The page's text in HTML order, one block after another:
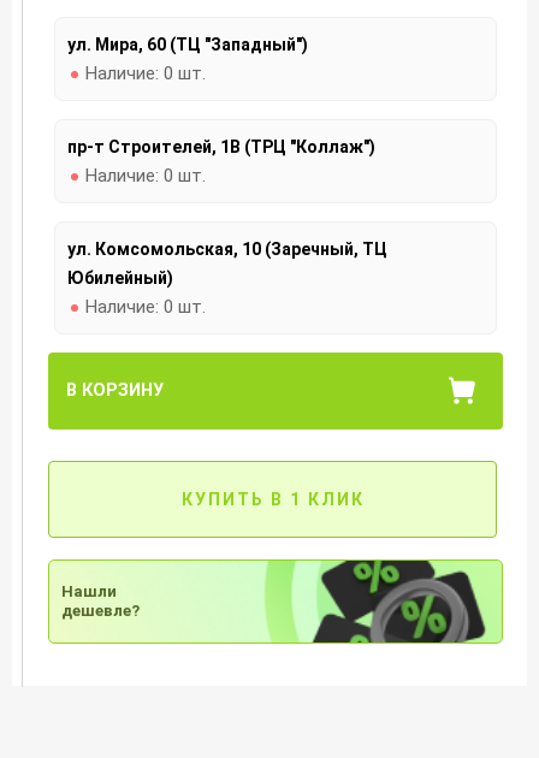
ул. Мира, 60 (ТЦ "Западный")
Наличие: 0 шт.
пр-т Строителей, 1В (ТРЦ "Коллаж")
Наличие: 0 шт.
ул. Комсомольская, 10 (Заречный, ТЦ
Юбилейный)
Наличие: 0 шт.
В КОРЗИНУ
КУПИТЬ В 1 КЛИК
Нашли
дешевле?